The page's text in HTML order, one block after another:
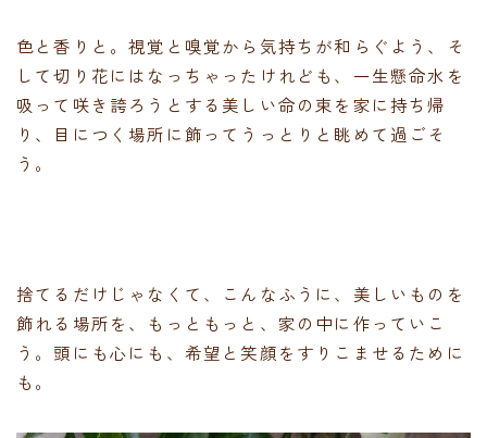
色と香りと。視覚と嗅覚から気持ちが和らぐよう、そ
して切り花にはなっちゃったけれども、一生懸命水を
吸って咲き誇ろうとする美しい命の束を家に持ち帰
り、目につく場所に飾ってうっとりと眺めて過ごそ
う。
捨てるだけじゃなくて、こんなふうに、美しいものを
飾れる場所を、もっともっと、家の中に作っていこ
う。頭にも心にも、希望と笑顔をすりこませるために
も。